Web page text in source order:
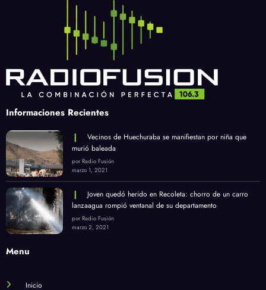
Informaciones Recientes
Vecinos de Huechuraba se manifiestan por niña que
murió baleada
por Radio Fusión
marzo 1, 2021
Joven quedó herido en Recoleta: chorro de un carro
lanzaagua rompió ventanal de su departamento
por Radio Fusión
marzo 2, 2021
Menu
Inicio